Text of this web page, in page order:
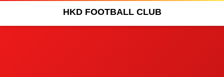
HKD FOOTBALL CLUB